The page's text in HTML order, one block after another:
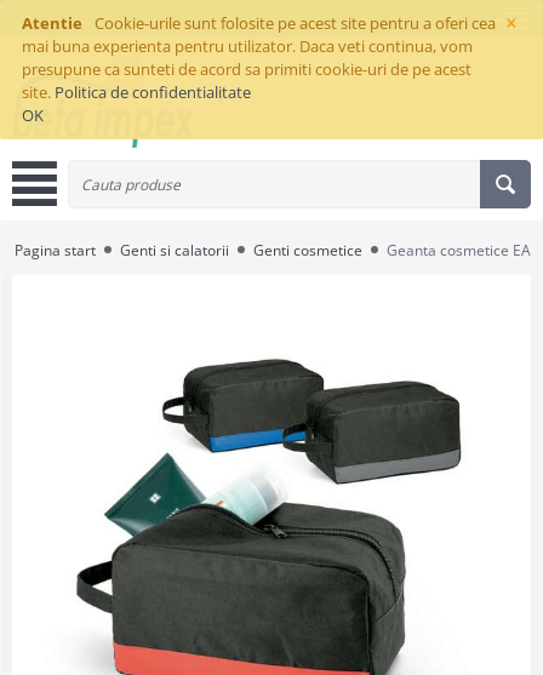
×
Atentie
Cookie-urile sunt folosite pe acest site pentru a oferi cea
mai buna experienta pentru utilizator. Daca veti continua, vom
presupune ca sunteti de acord sa primiti cookie-uri de pe acest
site. Politica de confidentialitate
OK
Pagina start Genti si calatorii Genti cosmetice Geanta cosmetice